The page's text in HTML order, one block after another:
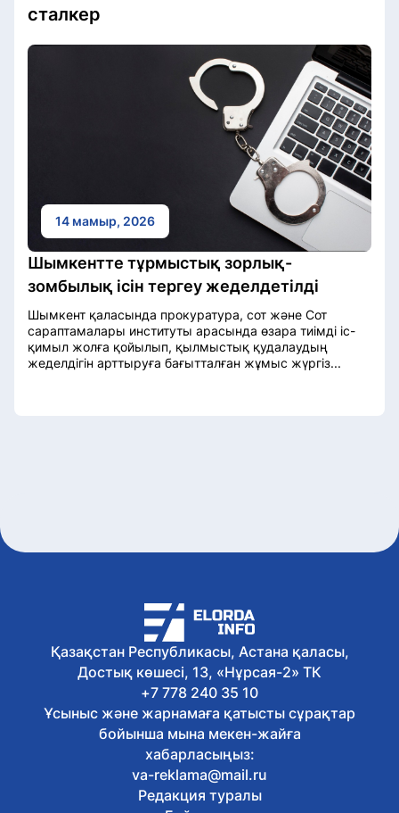
сталкер
14 мамыр, 2026
Шымкентте тұрмыстық зорлық-
зомбылық ісін тергеу жеделдетілді
Шымкент қаласында прокуратура, сот және Сот
сараптамалары институты арасында өзара тиімді іс-
қимыл жолға қойылып, қылмыстық қудалаудың
жеделдігін арттыруға бағытталған жұмыс жүргіз...
Қазақстан Республикасы, Астана қаласы,
Достық көшесі, 13, «Нұрсая-2» ТК
+7 778 240 35 10
Ұсыныс және жарнамаға қатысты сұрақтар
бойынша мына мекен-жайға
хабарласыңыз:
va-reklama@mail.ru
Редакция туралы